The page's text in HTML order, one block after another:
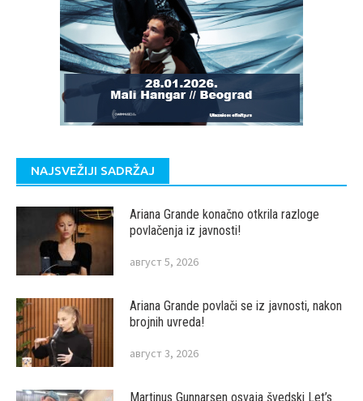
NAJSVEŽIJI SADRŽAJ
Ariana Grande konačno otkrila razloge
povlačenja iz javnosti!
август 5, 2026
Ariana Grande povlači se iz javnosti, nakon
brojnih uvreda!
август 3, 2026
Martinus Gunnarsen osvaja švedski Let’s